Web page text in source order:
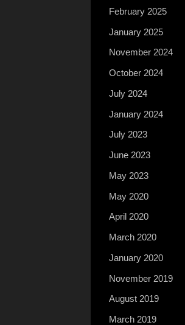
February 2025
January 2025
November 2024
October 2024
July 2024
January 2024
July 2023
June 2023
May 2023
May 2020
April 2020
March 2020
January 2020
November 2019
August 2019
March 2019